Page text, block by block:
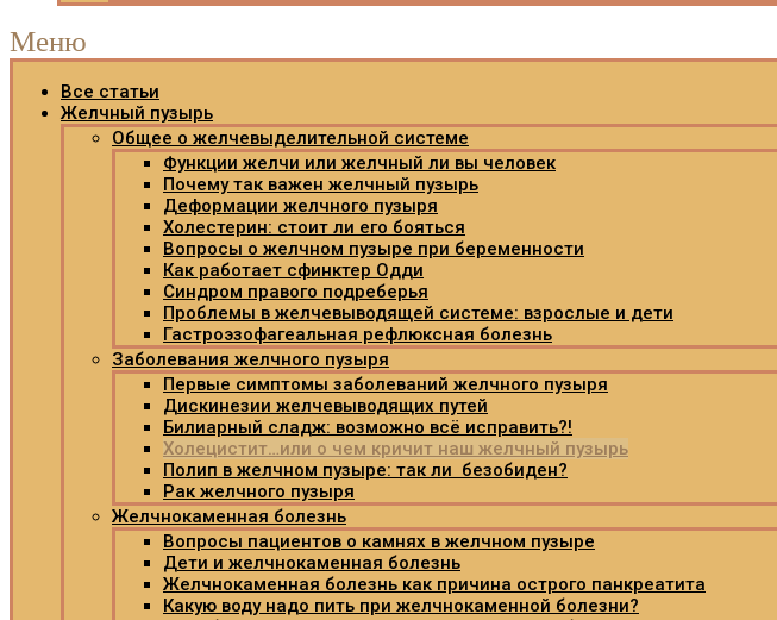
Меню
Все статьи
Желчный пузырь
Общее о желчевыделительной системе
Функции желчи или желчный ли вы человек
Почему так важен желчный пузырь
Деформации желчного пузыря
Холестерин: стоит ли его бояться
Вопросы о желчном пузыре при беременности
Как работает сфинктер Одди
Синдром правого подреберья
Проблемы в желчевыводящей системе: взрослые и дети
Гастроэзофагеальная рефлюксная болезнь
Заболевания желчного пузыря
Первые симптомы заболеваний желчного пузыря
Дискинезии желчевыводящих путей
Билиарный сладж: возможно всё исправить?!
Холецистит…или о чем кричит наш желчный пузырь
Полип в желчном пузыре: так ли безобиден?
Рак желчного пузыря
Желчнокаменная болезнь
Вопросы пациентов о камнях в желчном пузыре
Дети и желчнокаменная болезнь
Желчнокаменная болезнь как причина острого панкреатита
Какую воду надо пить при желчнокаменной болезни?